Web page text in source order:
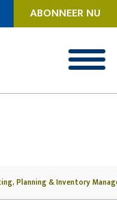
ABONNEER NU
Planning & Inventory